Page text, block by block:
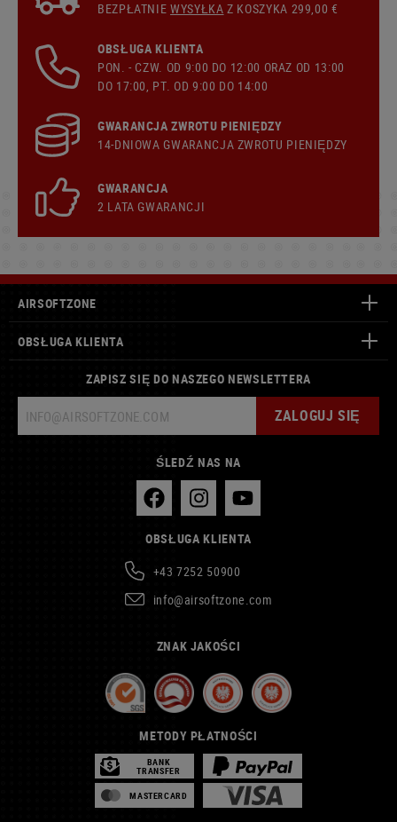
BEZPŁATNIEWYSYŁKA Z KOSZYKA 299,00 €
OBSŁUGA KLIENTA
PON. - CZW. OD 9:00 DO 12:00 ORAZ OD 13:00
DO 17:00, PT. OD 9:00 DO 14:00
GWARANCJA ZWROTU PIENIĘDZY
14-DNIOWA GWARANCJA ZWROTU PIENIĘDZY
GWARANCJA
2 LATA GWARANCJI
AIRSOFTZONE
OBSŁUGA KLIENTA
ZAPISZ SIĘ DO NASZEGO NEWSLETTERA
ZALOGUJ SIĘ
ŚLEDŹ NAS NA
OBSŁUGA KLIENTA
+43 7252 50900
info@airsoftzone.com
ZNAK JAKOŚCI
METODY PŁATNOŚCI
BANK
TRANSFER
MASTERCARD